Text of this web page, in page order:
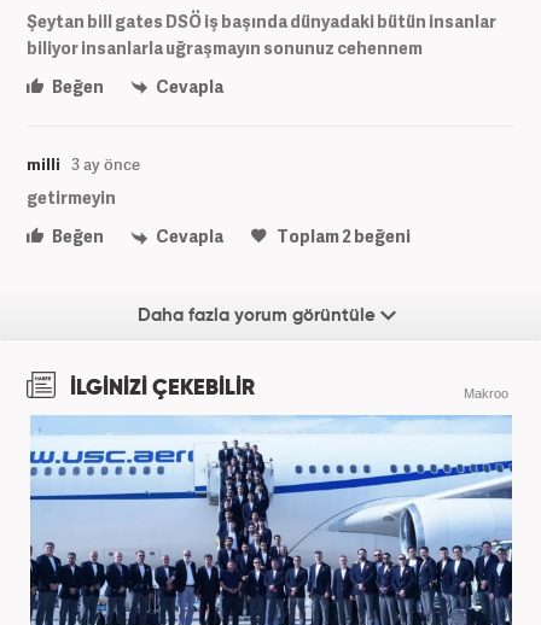
Şeytan bill gates DSÖ iş başında dünyadaki bütün insanlar
biliyor insanlarla uğraşmayın sonunuz cehennem
Beğen
Cevapla
milli 3 ay önce
getirmeyin
Beğen
Cevapla Toplam2beğeni
Daha fazla yorum görüntüle
İLGİNİZİ ÇEKEBİLİR Makroo